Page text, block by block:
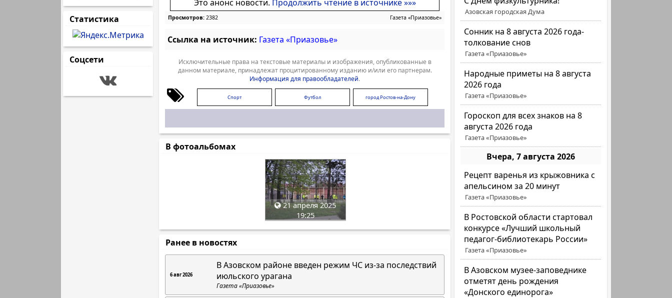
Статистика
Соцсети
Азовская городская Дума
Сонник на 8 августа 2026 года-
толкование снов
Газета «Приазовье»
Народные приметы на 8 августа
2026 года
Газета «Приазовье»
Гороскоп для всех знаков на 8
августа 2026 года
Газета «Приазовье»
Вчера, 7 августа 2026
Рецепт варенья из крыжовника с
апельсином за 20 минут
Газета «Приазовье»
В Ростовской области стартовал
конкурсе «Лучший школьный
педагог-библиотекарь России»
Газета «Приазовье»
В Азовском музее-заповеднике
отметят день рождения
«Донского единорога»
Это анонс новости. Продолжить чтение в источнике »»»
Просмотров: 2382 Газета «Приазовье»
Ссылка на источник: Газета «Приазовье»
Исключительные права на текстовые материалы и изображения, опубликованные в
данном материале, принадлежат процитированному изданию и/или его партнерам.
Информация для правообладателей.
Спорт Футбол город Ростов-на-Дону
В фотоальбомах
21 апреля 2025
19:25
Ранее в новостях
6 авг 2026
В Азовском районе введен режим ЧС из-за последствий
июльского урагана
Газета «Приазовье»